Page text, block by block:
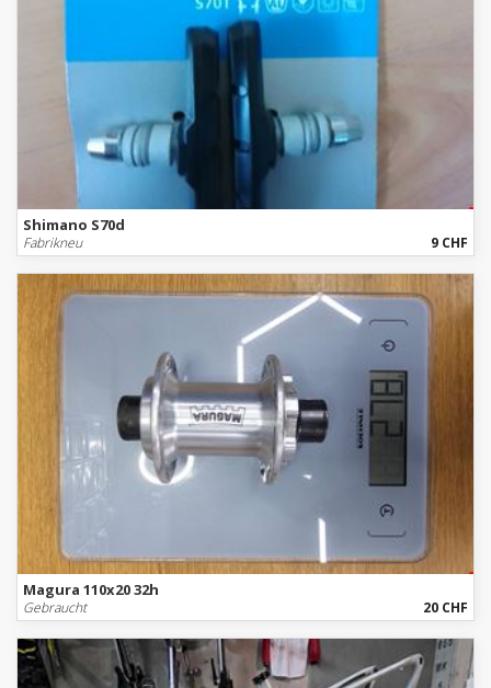
Shimano S70d
Fabrikneu 9 CHF
Magura 110x20 32h
Gebraucht 20 CHF